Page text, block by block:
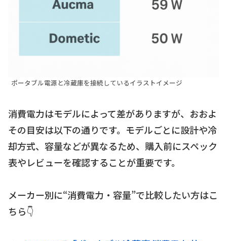
ポータブル電源と冷蔵庫を接続しているイラストイメージ
消費電力はモデルによって差がありますが、おおよ
その目安は以下の通りです。モデルごとに設計や冷
却方式、容量などが異なるため、購入前にスペック
表やレビューを確認することが重要です。
メーカー別に“消費電力・容量”で比較したい方はこ
ちら👇